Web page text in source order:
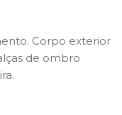
Corpo exterior
de ombro